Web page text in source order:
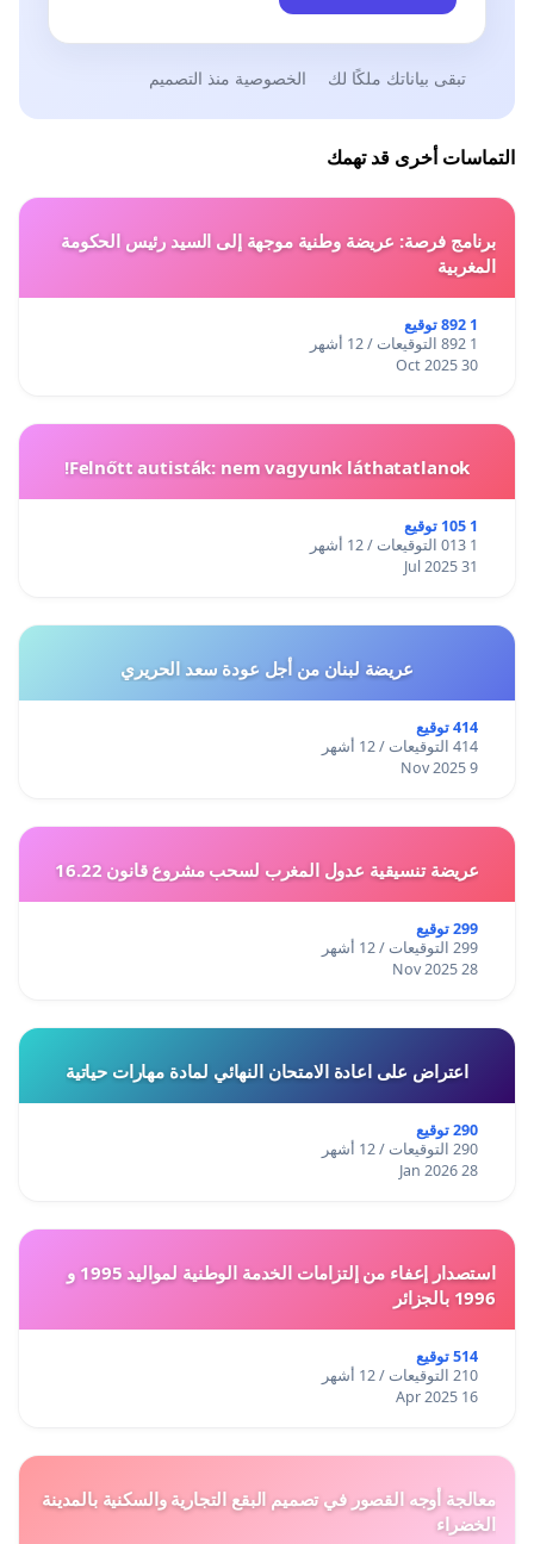
تبقى بياناتك ملكًا لك الخصوصية منذ التصميم
التماسات أخرى قد تهمك
برنامج فرصة: عريضة وطنية موجهة إلى السيد رئيس الحكومة
المغربية
1 892 توقيع
1 892 التوقيعات / 12 أشهر
30 Oct 2025
Felnőtt autisták: nem vagyunk láthatatlanok!
1 105 توقيع
1 013 التوقيعات / 12 أشهر
31 Jul 2025
عريضة لبنان من أجل عودة سعد الحريري
414 توقيع
414 التوقيعات / 12 أشهر
9 Nov 2025
عريضة تنسيقية عدول المغرب لسحب مشروع قانون 16.22
299 توقيع
299 التوقيعات / 12 أشهر
28 Nov 2025
اعتراض على اعادة الامتحان النهائي لمادة مهارات حياتية
290 توقيع
290 التوقيعات / 12 أشهر
28 Jan 2026
استصدار إعفاء من إلتزامات الخدمة الوطنية لمواليد 1995 و
1996 بالجزائر
514 توقيع
210 التوقيعات / 12 أشهر
16 Apr 2025
معالجة أوجه القصور في تصميم البقع التجارية والسكنية بالمدينة
الخضراء